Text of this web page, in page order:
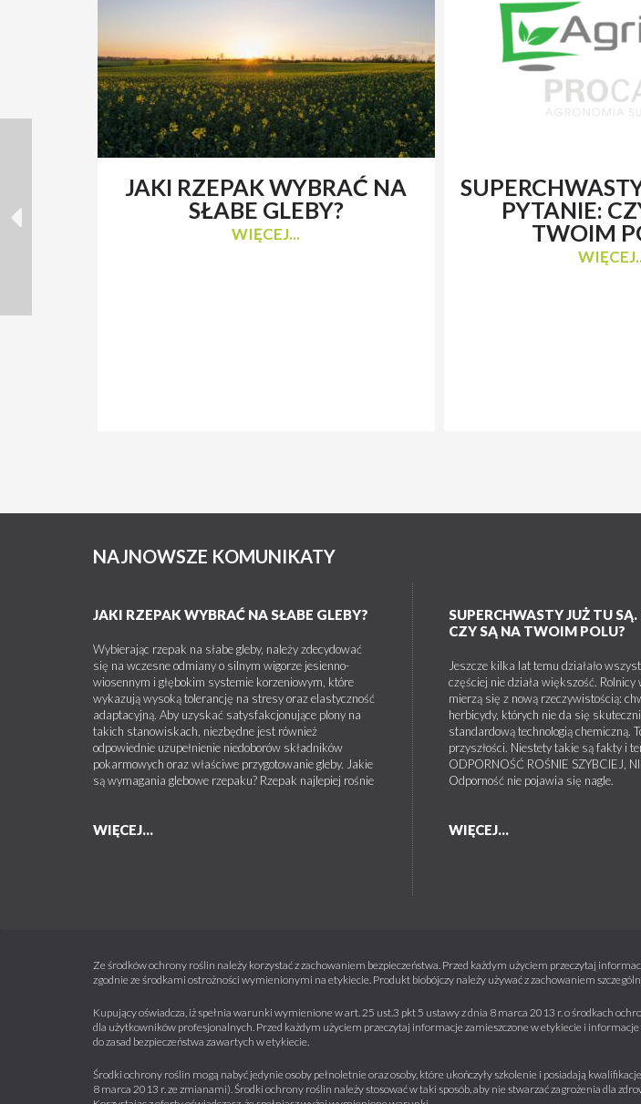
JAKI RZEPAK WYBRAĆ NA
SŁABE GLEBY?
WIĘCEJ...
PYTANIE:
TWOIM
NAJNOWSZE KOMUNIKATY
JAKI RZEPAK WYBRAĆ NA SŁABE GLEBY?
Wybierając rzepak na słabe gleby, należy zdecydować
się na wczesne odmiany o silnym wigorze jesienno-
wiosennym i głębokim systemie korzeniowym, które
wykazują wysoką tolerancję na stresy oraz elastyczność
adaptacyjną. Aby uzyskać satysfakcjonujące plony na
takich stanowiskach, niezbędne jest również
odpowiednie uzupełnienie niedoborów składników
pokarmowych oraz właściwe przygotowanie gleby. Jakie
są wymagania glebowe rzepaku? Rzepak najlepiej rośnie
WIĘCEJ...
SUPERCHWASTY JUŻ TU
CZY SĄ NA TWOIM POLU?
Jeszcze kilka lat temu działało
częściej nie działa większość. Rolnicy
mierzą się z nową rzeczywistością:
herbicydy, których nie da się
standardową technologią chemiczną.
przyszłości. Niestety takie są fakty i
ODPORNOŚĆ ROŚNIE SZYBCIEJ,
Odporność nie pojawia się nagle.
WIĘCEJ...
Ze środków ochrony roślin należy korzystać z zachowaniem bezpieczeństwa. Przed każdym użyciem przeczytaj
zgodnie ze środkami ostrożności wymienionymi na etykiecie. Produkt biobójczy należy używać z zachowaniem
Kupujący oświadcza, iż spełnia warunki wymienione w art. 25 ust.3 pkt 5 ustawy z dnia 8 marca 2013 r. o środkach
dla użytkowników profesjonalnych. Przed każdym użyciem przeczytaj informacje zamieszczone w etykiecie i
do zasad bezpieczeństwa zawartych w etykiecie.
Środki ochrony roślin mogą nabyć jedynie osoby pełnoletnie oraz osoby, które ukończyły szkolenie i posiadają
8 marca 2013 r. ze zmianami). Środki ochrony roślin należy stosować w taki sposób, aby nie stwarzać zagrożenia dla